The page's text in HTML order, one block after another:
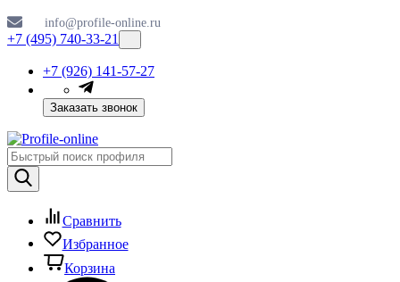
info@profile-online.ru
+7 (495) 740-33-21
+7 (926) 141-57-27
Заказать звонок
Сравнить
Избранное
Корзина